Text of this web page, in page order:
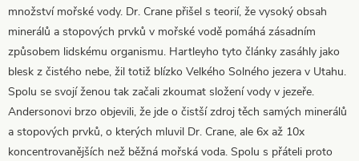
množství mořské vody. Dr. Crane přišel s teorií, že vysoký obsah
minerálů a stopových prvků v mořské vodě pomáhá zásadním
způsobem lidskému organismu. Hartleyho tyto články zasáhly jako
blesk z čistého nebe, žil totiž blízko Velkého Solného jezera v Utahu.
Spolu se svojí ženou tak začali zkoumat složení vody v jezeře.
Andersonovi brzo objevili, že jde o čistší zdroj těch samých minerálů
a stopových prvků, o kterých mluvil Dr. Crane, ale 6x až 10x
koncentrovanějších než běžná mořská voda. Spolu s přáteli proto